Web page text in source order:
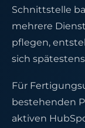
Schnittstelle
mehrere
pflegen,
sich
Für
bestehenden
aktiven